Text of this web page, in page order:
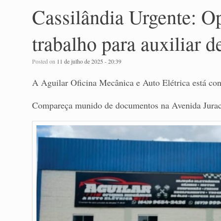
Cassilândia Urgente:
trabalho para auxiliar
Posted on 11 de julho de 2025 - 20:39
A Aguilar Oficina Mecânica e Auto Elétrica está
Compareça munido de documentos na Avenida